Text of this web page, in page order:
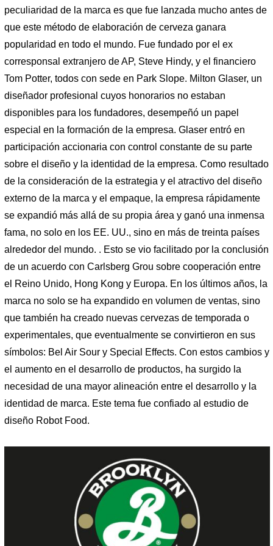
peculiaridad de la marca es que fue lanzada mucho antes de
que este método de elaboración de cerveza ganara
popularidad en todo el mundo. Fue fundado por el ex
corresponsal extranjero de AP, Steve Hindy, y el financiero
Tom Potter, todos con sede en Park Slope. Milton Glaser, un
diseñador profesional cuyos honorarios no estaban
disponibles para los fundadores, desempeñó un papel
especial en la formación de la empresa. Glaser entró en
participación accionaria con control constante de su parte
sobre el diseño y la identidad de la empresa. Como resultado
de la consideración de la estrategia y el atractivo del diseño
externo de la marca y el empaque, la empresa rápidamente
se expandió más allá de su propia área y ganó una inmensa
fama, no solo en los EE. UU., sino en más de treinta países
alrededor del mundo. . Esto se vio facilitado por la conclusión
de un acuerdo con Carlsberg Grou sobre cooperación entre
el Reino Unido, Hong Kong y Europa. En los últimos años, la
marca no solo se ha expandido en volumen de ventas, sino
que también ha creado nuevas cervezas de temporada o
experimentales, que eventualmente se convirtieron en sus
símbolos: Bel Air Sour y Special Effects. Con estos cambios y
el aumento en el desarrollo de productos, ha surgido la
necesidad de una mayor alineación entre el desarrollo y la
identidad de marca. Este tema fue confiado al estudio de
diseño Robot Food.